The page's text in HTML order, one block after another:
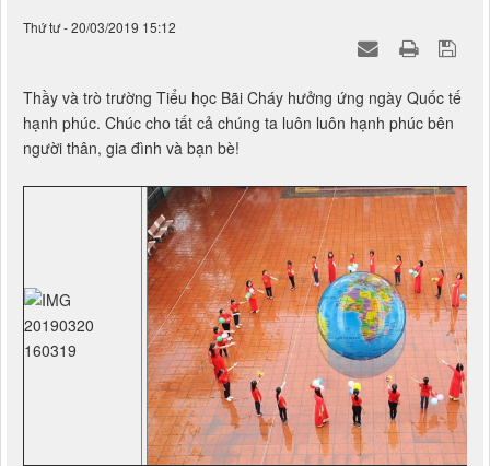
Thứ tư - 20/03/2019 15:12
Thầy và trò trường Tiểu học Bãi Cháy hưởng ứng ngày Quốc tế
hạnh phúc. Chúc cho tất cả chúng ta luôn luôn hạnh phúc bên
người thân, gia đình và bạn bè!